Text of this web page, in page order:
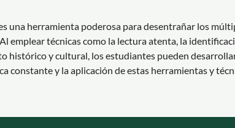
una herramienta poderosa para desentrañar los
emplear técnicas como la lectura atenta, la
histórico y cultural, los estudiantes pueden
constante y la aplicación de estas herramientas y